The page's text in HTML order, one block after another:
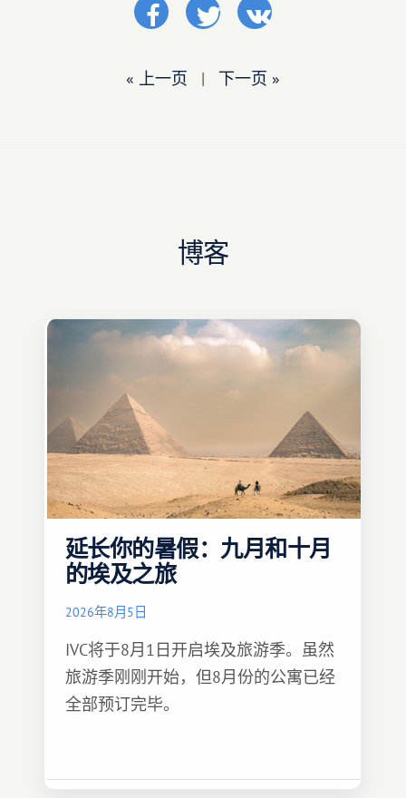
« 上一页 | 下一页 »
博客
延长你的暑假：九月和十月
的埃及之旅
2026年8月5日
IVC将于8月1日开启埃及旅游季。虽然
旅游季刚刚开始，但8月份的公寓已经
全部预订完毕。